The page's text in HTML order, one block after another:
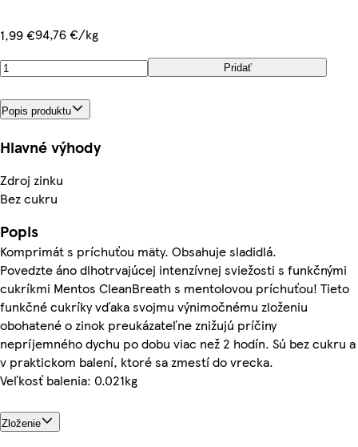
1,99 €94,76 €/kg
Pridať
Popis produktu
Hlavné výhody
Zdroj zinku
Bez cukru
Popis
Komprimát s príchuťou mäty. Obsahuje sladidlá.
Povedzte áno dlhotrvajúcej intenzívnej sviežosti s funkčnými
cukríkmi Mentos CleanBreath s mentolovou príchuťou! Tieto
funkčné cukríky vďaka svojmu výnimočnému zloženiu
obohatené o zinok preukázateľne znižujú príčiny
nepríjemného dychu po dobu viac než 2 hodín. Sú bez cukru a
v praktickom balení, ktoré sa zmestí do vrecka.
Veľkosť balenia: 0.021kg
Zloženie